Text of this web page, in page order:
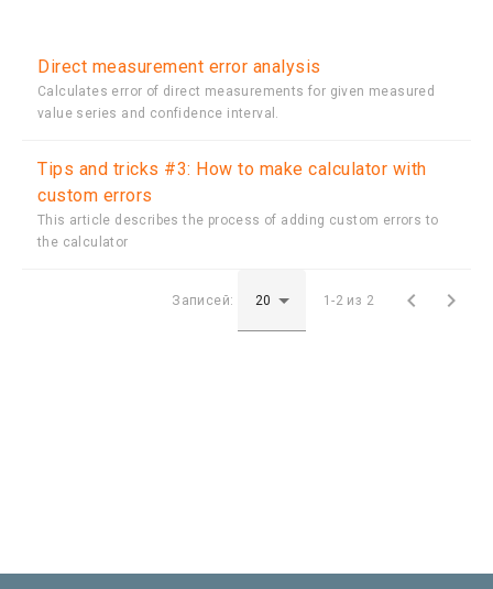
Direct measurement error analysis
Calculates error of direct measurements for given measured
value series and confidence interval.
Tips and tricks #3: How to make calculator with
custom errors
This article describes the process of adding custom errors to
the calculator
Записей: 1-2 из 2  